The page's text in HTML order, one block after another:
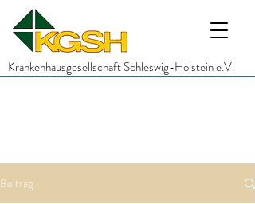
Krankenhausgesellschaft Schleswig-Holstein e.V.
Beitrag